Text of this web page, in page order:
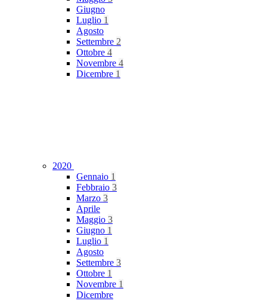
Giugno
Luglio 1
Agosto
Settembre 2
Ottobre 4
Novembre 4
Dicembre 1
2020
Gennaio 1
Febbraio 3
Marzo 3
Aprile
Maggio 3
Giugno 1
Luglio 1
Agosto
Settembre 3
Ottobre 1
Novembre 1
Dicembre